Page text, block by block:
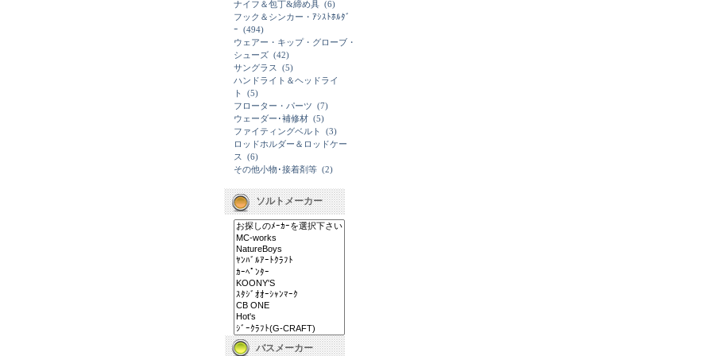
ナイフ＆包丁&締め具 (6)
フック＆シンカー・ｱｼｽﾄﾎﾙﾀﾞ
ｰ (494)
ウェアー・キップ・グローブ・
シューズ (42)
サングラス
(5)
ハンドライト＆ヘッドライ
ト
(5)
フローター・パーツ (7)
ウェーダー･補修材 (5)
ファイティングベルト
(3)
ロッドホルダー＆ロッドケー
ス
(6)
その他小物･接着剤等 (2)
ソルトメーカー
バスメーカー